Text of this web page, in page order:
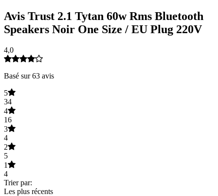
Avis Trust 2.1 Tytan 60w Rms Bluetooth
Speakers Noir One Size / EU Plug 220V
4,0
Basé sur 63 avis
5
34
4
16
3
4
2
5
1
4
Trier par:
Les plus récents